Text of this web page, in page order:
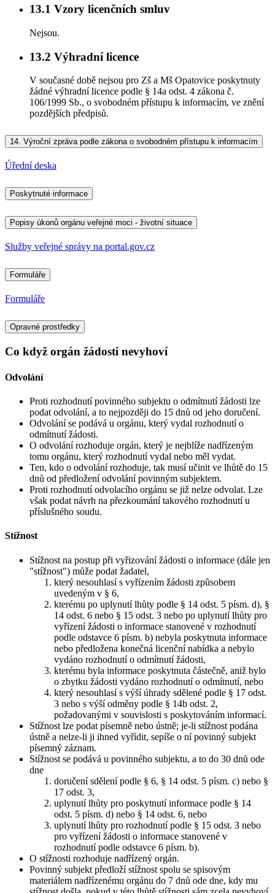
13.1 Vzory licenčních smluv
Nejsou.
13.2 Výhradní licence
V současné době nejsou pro Zš a Mš Opatovice poskytnuty
žádné výhradní licence podle § 14a odst. 4 zákona č.
106/1999 Sb., o svobodném přístupu k informacím, ve znění
pozdějších předpisů.
14. Výroční zpráva podle zákona o svobodném přístupu k informacím
Úřední deska
Poskytnuté informace
Popisy úkonů orgánu veřejné moci - životní situace
Služby veřejné správy na portal.gov.cz
Formuláře
Formuláře
Opravné prostředky
Co když orgán žádosti nevyhoví
Odvolání
Proti rozhodnutí povinného subjektu o odmítnutí žádosti lze
podat odvolání, a to nejpozději do 15 dnů od jeho doručení.
Odvolání se podává u orgánu, který vydal rozhodnutí o
odmítnutí žádosti.
O odvolání rozhoduje orgán, který je nejblíže nadřízeným
tomu orgánu, který rozhodnutí vydal nebo měl vydat.
Ten, kdo o odvolání rozhoduje, tak musí učinit ve lhůtě do 15
dnů od předložení odvolání povinným subjektem.
Proti rozhodnutí odvolacího orgánu se již nelze odvolat. Lze
však podat návrh na přezkoumání takového rozhodnutí u
příslušného soudu.
Stížnost
Stížnost na postup při vyřizování žádosti o informace (dále jen
"stížnost") může podat žadatel,
který nesouhlasí s vyřízením žádosti způsobem
uvedeným v § 6,
kterému po uplynutí lhůty podle § 14 odst. 5 písm. d), §
14 odst. 6 nebo § 15 odst. 3 nebo po uplynutí lhůty pro
vyřízení žádosti o informace stanovené v rozhodnutí
podle odstavce 6 písm. b) nebyla poskytnuta informace
nebo předložena konečná licenční nabídka a nebylo
vydáno rozhodnutí o odmítnutí žádosti,
kterému byla informace poskytnuta částečně, aniž bylo
o zbytku žádosti vydáno rozhodnutí o odmítnutí, nebo
který nesouhlasí s výší úhrady sdělené podle § 17 odst.
3 nebo s výší odměny podle § 14b odst. 2,
požadovanými v souvislosti s poskytováním informací.
Stížnost lze podat písemně nebo ústně; je-li stížnost podána
ústně a nelze-li ji ihned vyřídit, sepíše o ní povinný subjekt
písemný záznam.
Stížnost se podává u povinného subjektu, a to do 30 dnů ode
dne
doručení sdělení podle § 6, § 14 odst. 5 písm. c) nebo §
17 odst. 3,
uplynutí lhůty pro poskytnutí informace podle § 14
odst. 5 písm. d) nebo § 14 odst. 6, nebo
uplynutí lhůty pro rozhodnutí podle § 15 odst. 3 nebo
pro vyřízení žádosti o informace stanovené v
rozhodnutí podle odstavce 6 písm. b).
O stížnosti rozhoduje nadřízený orgán.
Povinný subjekt předloží stížnost spolu se spisovým
materiálem nadřízenému orgánu do 7 dnů ode dne, kdy mu